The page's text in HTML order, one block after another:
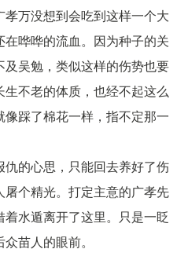
万没想到会吃到这样一个大
哗哗的流血。因为种子的关
吴勉，类似这样的伤势也要
不老的体质，也经不起这么
踩了棉花一样，指不定那一
的心思，只能回去养好了伤
个精光。打定主意的广孝先
水遁离开了这里。只是一眨
苗人的眼前。